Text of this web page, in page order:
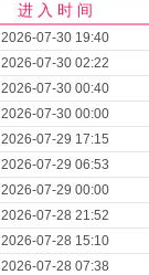
进 入 时 间
2026-07-30 19:40
2026-07-30 02:22
2026-07-30 00:40
2026-07-30 00:00
2026-07-29 17:15
2026-07-29 06:53
2026-07-29 00:00
2026-07-28 21:52
2026-07-28 15:10
2026-07-28 07:38